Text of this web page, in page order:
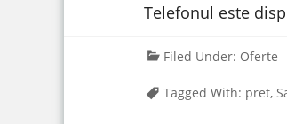
Telefonul este
Filed Under: Oferte
Tagged With: pret,